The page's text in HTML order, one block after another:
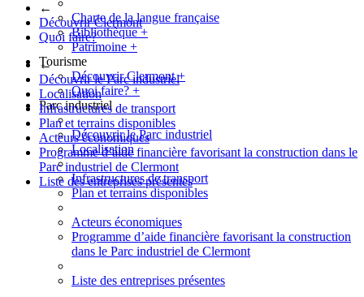
←
Découvrir Clermont
Quoi faire?
←
Découvrir le Parc industriel
Localisation
Infrastructures de transport
Plan et terrains disponibles
Acteurs économiques
Programme d’aide financière favorisant la construction dans le
Parc industriel de Clermont
Liste des entreprises présentes
Charte de la langue française
Bibliothèque+
Patrimoine +
Tourisme
Découvrir Clermont+
Quoi faire? +
Parc industriel
Découvrir le Parc industriel
Localisation
Infrastructures de transport
Plan et terrains disponibles
Acteurs économiques
Programme d’aide financière favorisant la construction
dans le Parc industriel de Clermont
Liste des entreprises présentes